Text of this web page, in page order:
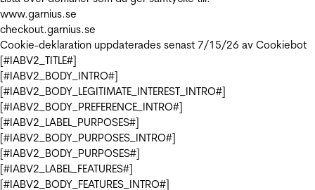
www.garnius.se
checkout.garnius.se
Cookie-deklaration uppdaterades senast 7/15/26 av Cookiebot
[#IABV2_TITLE#]
[#IABV2_BODY_INTRO#]
[#IABV2_BODY_LEGITIMATE_INTEREST_INTRO#]
[#IABV2_BODY_PREFERENCE_INTRO#]
[#IABV2_LABEL_PURPOSES#]
[#IABV2_BODY_PURPOSES_INTRO#]
[#IABV2_BODY_PURPOSES#]
[#IABV2_LABEL_FEATURES#]
[#IABV2_BODY_FEATURES_INTRO#]